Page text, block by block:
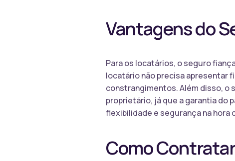
Vantagens do
Para os locatários, o seguro
locatário não precisa apresentar
constrangimentos. Além disso, o
proprietário, já que a garantia do
flexibilidade e segurança na hora
Como